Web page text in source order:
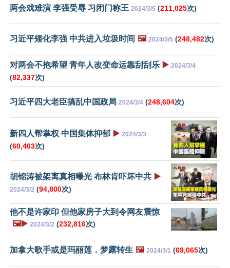
两会戏难演 李强受辱 习闭门称王 2024/3/5 (211,025次)
习近平矮化李强 中共进入垃圾时间 🖼️ 2024/3/5 (248,482次)
对两会不抱希望 青年人改变命运靠刮刮乐 ▶️ 2024/3/4
(82,337次)
习近平四大老臣搞乱中国政局 2024/3/4 (248,604次)
新四人帮掌权 中国集体抑郁 ▶️ 2024/3/3
(60,403次)
胡锦涛被架离真相曝光 布林肯吓坏中共 ▶️
2024/3/2 (94,800次)
他不是许家印 但他家房子大到令网友震惊
🖼️▶️ 2024/3/2 (232,816次)
加拿大歌手或是玛丽莲．梦露转生 🖼️ 2024/3/1 (69,065次)